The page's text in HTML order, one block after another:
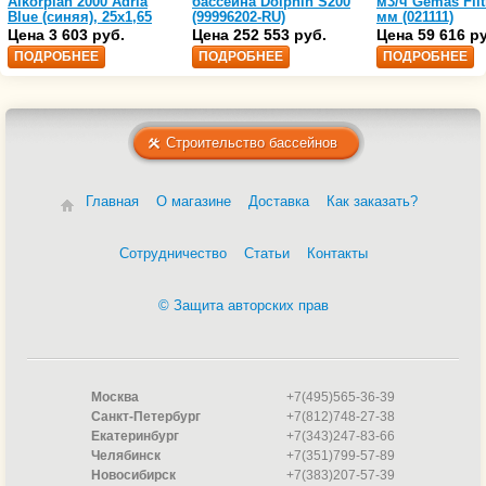
Blue (синяя), 25х1,65
(35216203)
Цена 3 603 руб.
ПОДРОБНЕЕ
(99996202-RU)
Цена 252 553 руб.
ПОДРОБНЕЕ
мм (021111)
Цена 59 616
ПОДРОБНЕЕ
Строительство бассейнов
Главная О магазине Доставка Как заказать?
Сотрудничество Статьи Контакты
© Защита авторских прав
Москва
+7(495)565-36-39
Санкт-Петербург
+7(812)748-27-38
Екатеринбург
+7(343)247-83-66
Челябинск
+7(351)799-57-89
Новосибирск
+7(383)207-57-39